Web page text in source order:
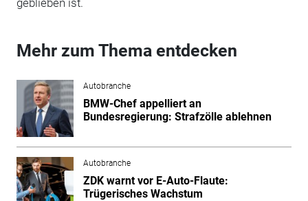
Mehr zum Thema entdecken
Autobranche
BMW-Chef appelliert an
Bundesregierung: Strafzölle ablehnen
Autobranche
ZDK warnt vor E-Auto-Flaute:
Trügerisches Wachstum